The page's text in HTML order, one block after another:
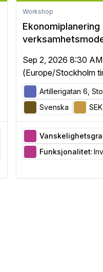
Workshop
Ekonomiplanering
Sep 2, 2026 8:30
(Europe/Stockholm
Artillerigatan 6,
Svenska
Funksjonalitet: